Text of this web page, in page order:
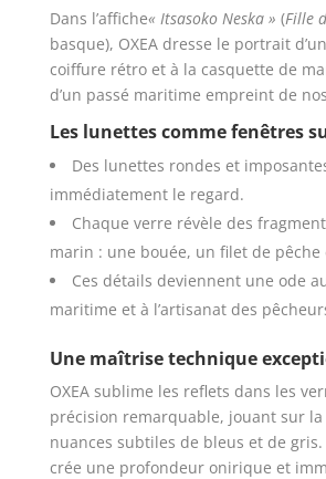
Dans l’affiche« Itsasoko Neska » (Fille
basque), OXEA dresse le portrait
coiffure rétro et à la casquette de
d’un passé maritime empreint de
Les lunettes comme fenêtres
Des lunettes rondes et
immédiatement le regard.
Chaque verre révèle des
marin : une bouée, un filet de pêche
Ces détails deviennent une ode
maritime et à l’artisanat des
Une maîtrise technique
OXEA sublime les reflets dans les
précision remarquable, jouant sur
nuances subtiles de bleus et de
crée une profondeur onirique et